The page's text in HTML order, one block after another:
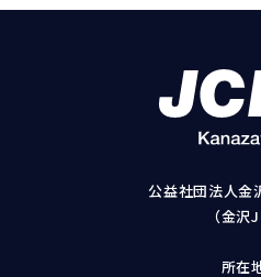
公益社団法人金
（金沢
所在